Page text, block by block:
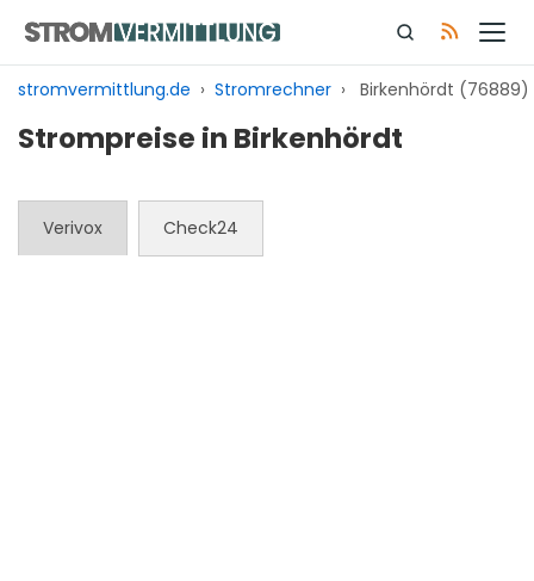
Inhalt
springen
stromvermittlung.de › Stromrechner › Birkenhördt (76889)
Strompreise in Birkenhördt
Verivox Check24